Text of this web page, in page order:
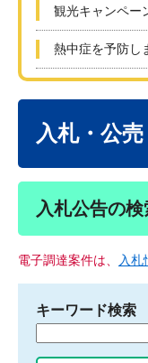
観光キャンペー
熱中症を予防し
入札・公売
入札公告の検
電子調達案件は、 入
キーワード検索